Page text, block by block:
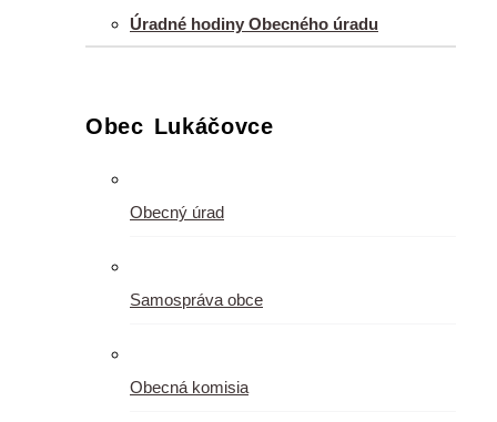
Úradné hodiny Obecného úradu
Obec Lukáčovce
Obecný úrad
Samospráva obce
Obecná komisia